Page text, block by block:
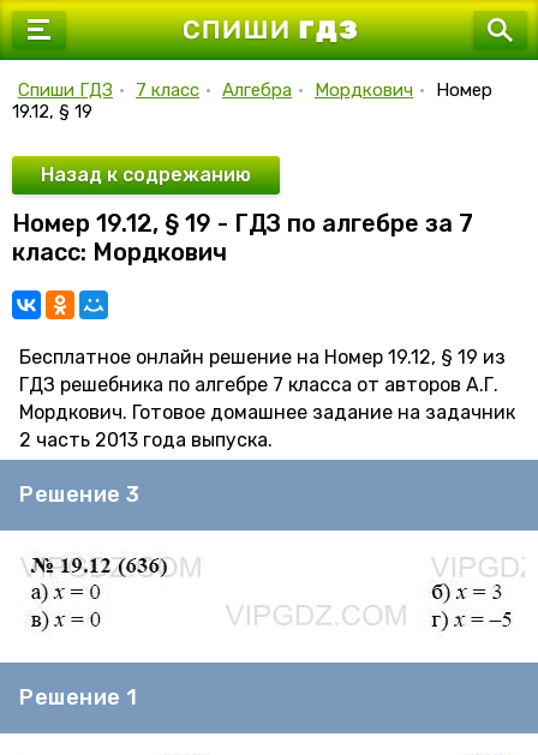
7 класс
9 класс
10 класс
11 класс
Спиши ГДЗ • 7 класс • Алгебра • Мордкович •
Номер
19.12, § 19
Назад к содрежанию
Номер 19.12, § 19 - ГДЗ по алгебре за 7
класс: Мордкович
Бесплатное онлайн решение на Номер 19.12, § 19 из
ГДЗ решебника по алгебре 7 класса от авторов А.Г.
Мордкович. Готовое домашнее задание на задачник
2 часть 2013 года выпуска.
Решение 3
Решение 1